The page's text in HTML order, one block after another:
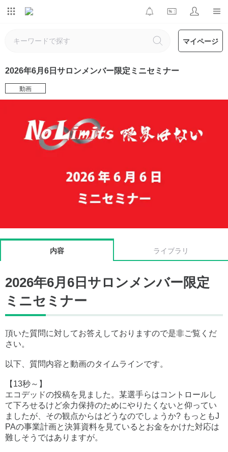
マイページ
2026年6月6日サロンメンバー限定ミニセミナー
動画
内容 ライブラリ
2026年6月6日サロンメンバー限定
ミニセミナー
頂いた質問に対してお答えしておりますので是非ご覧くだ
さい。
以下、質問内容と動画のタイムラインです。
【13秒～】
エコデッドの投稿を見ました。某選手らはコントロールし
て下ろせるけど余力保持のためにやりたくないと仰ってい
ましたが、その観点からはどうなのでしょうか? もっともJ
PAの事業計画と決算資料を見ているとお金をかけた対応は
難しそうではありますが。